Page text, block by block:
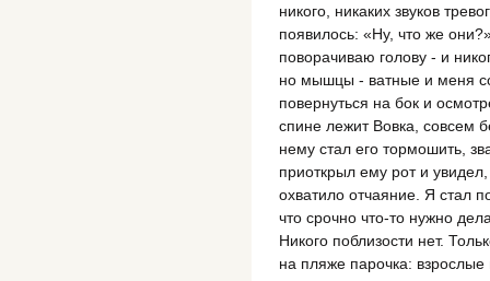
никого, никаких звуков
появилось: «Ну, что же
поворачиваю голову - и
но мышцы - ватные и меня
повернуться на бок и
спине лежит Вовка, совсем
нему стал его тормошить,
приоткрыл ему рот и
охватило отчаяние. Я стал
что срочно что-то нужно
Никого поблизости нет.
на пляже парочка: